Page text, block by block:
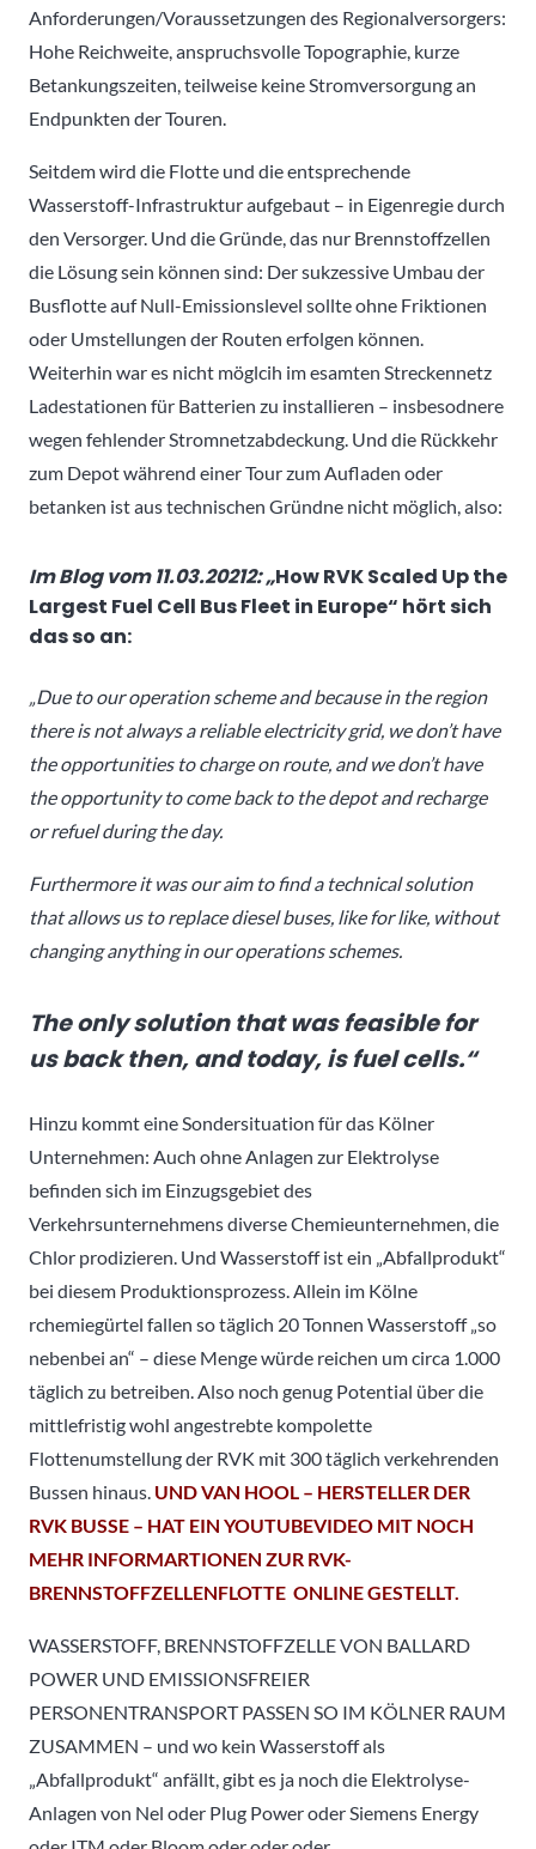
Anforderungen/Voraussetzungen des Regionalversorgers:
Hohe Reichweite, anspruchsvolle Topographie, kurze
Betankungszeiten, teilweise keine Stromversorgung an
Endpunkten der Touren.
Seitdem wird die Flotte und die entsprechende
Wasserstoff-Infrastruktur aufgebaut – in Eigenregie durch
den Versorger. Und die Gründe, das nur Brennstoffzellen
die Lösung sein können sind: Der sukzessive Umbau der
Busflotte auf Null-Emissionslevel sollte ohne Friktionen
oder Umstellungen der Routen erfolgen können.
Weiterhin war es nicht möglcih im esamten Streckennetz
Ladestationen für Batterien zu installieren – insbesodnere
wegen fehlender Stromnetzabdeckung. Und die Rückkehr
zum Depot während einer Tour zum Aufladen oder
betanken ist aus technischen Gründne nicht möglich, also:
Im Blog vom 11.03.20212: „How RVK Scaled Up the
Largest Fuel Cell Bus Fleet in Europe“ hört sich
das so an:
„Due to our operation scheme and because in the region
there is not always a reliable electricity grid, we don’t have
the opportunities to charge on route, and we don’t have
the opportunity to come back to the depot and recharge
or refuel during the day.
Furthermore it was our aim to find a technical solution
that allows us to replace diesel buses, like for like, without
changing anything in our operations schemes.
The only solution that was feasible for
us back then, and today, is fuel cells.“
Hinzu kommt eine Sondersituation für das Kölner
Unternehmen: Auch ohne Anlagen zur Elektrolyse
befinden sich im Einzugsgebiet des
Verkehrsunternehmens diverse Chemieunternehmen, die
Chlor prodizieren. Und Wasserstoff ist ein „Abfallprodukt“
bei diesem Produktionsprozess. Allein im Kölne
rchemiegürtel fallen so täglich 20 Tonnen Wasserstoff „so
nebenbei an“ – diese Menge würde reichen um circa 1.000
täglich zu betreiben. Also noch genug Potential über die
mittlefristig wohl angestrebte kompolette
Flottenumstellung der RVK mit 300 täglich verkehrenden
Bussen hinaus. UND VAN HOOL – HERSTELLER DER
RVK BUSSE – HAT EIN YOUTUBEVIDEO MIT NOCH
MEHR INFORMARTIONEN ZUR RVK-
BRENNSTOFFZELLENFLOTTE ONLINE GESTELLT.
WASSERSTOFF, BRENNSTOFFZELLE VON BALLARD
POWER UND EMISSIONSFREIER
PERSONENTRANSPORT PASSEN SO IM KÖLNER RAUM
ZUSAMMEN – und wo kein Wasserstoff als
„Abfallprodukt“ anfällt, gibt es ja noch die Elektrolyse-
Anlagen von Nel oder Plug Power oder Siemens Energy